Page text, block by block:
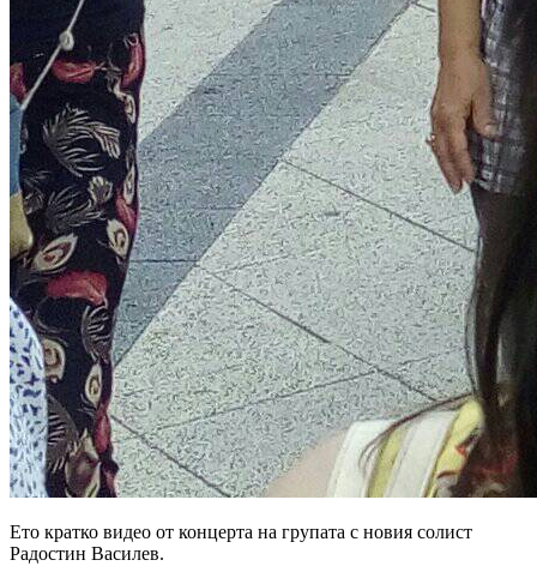
Ето кратко видео от концерта на групата с новия солист
Радостин Василев.